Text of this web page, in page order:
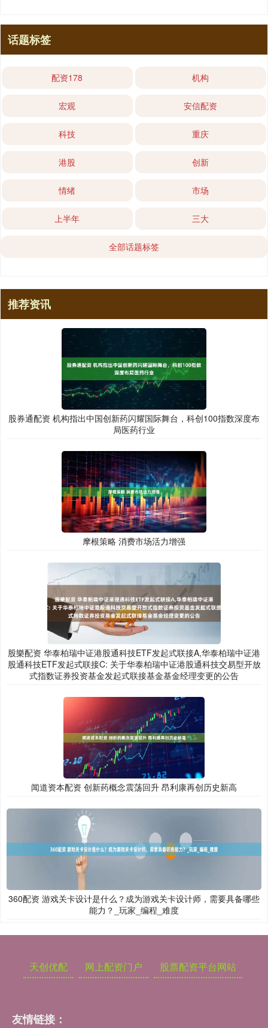
话题标签
配资178 机构
宏观 安信配资
科技 重庆
港股 创新
情绪 市场
上半年 三大
全部话题标签
推荐资讯
股券通配资 机构指出中国创新药闪耀国际舞台，科创100指数深度布
局医药行业
摩根策略 消费市场活力增强
股樂配资 华泰柏瑞中证港股通科技ETF发起式联接A,华泰柏瑞中证港
股通科技ETF发起式联接C: 关于华泰柏瑞中证港股通科技交易型开放
式指数证券投资基金发起式联接基金基金经理变更的公告
闻道资本配资 创新药概念震荡回升 昂利康再创历史新高
360配资 游戏关卡设计是什么？成为游戏关卡设计师，需要具备哪些
能力？_玩家_编程_难度
天创优配 网上配资门户 股票配资平台网站
友情链接：